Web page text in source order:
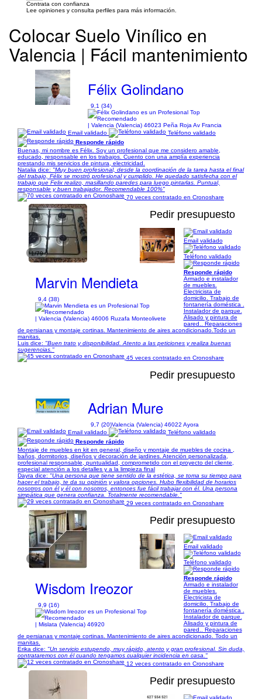
Contrata con confianza
Lee opiniones y consulta perfiles para más información.
Colocar Suelo Vinílico en
Valencia | Fácil mantenimiento
Félix Golindano
9,1 (34)
| Valencia (Valencia) 46023 Peña Roja Av Francia
Email validado
Teléfono validado
Responde rápido
Buenas, mi nombre es Félix. Soy un profesional que me considero amable,
educado, responsable en los trabajos. Cuento con una amplía experiencia
prestando mis servicios de pintura, electricidad.
Natalia dice: "Muy buen profesional, desde la coordinación de la tarea hasta el final
del trabajo, Félix se mostró profesional y cumplido. He quedado satisfecha con el
trabajo que Felix realizo, masillando paredes para luego pintarlas. Puntual,
responsable y buen trabajador. Recomendable 100%"
70 veces contratado en Cronoshare
1/79
Pedir presupuesto
Marvin Mendieta
9,4 (38)
| Valencia (Valencia) 46006 Ruzafa Monteolivete
Email validado
Teléfono validado
Responde rápido
Armado e instalador
de muebles.
Electricista de
domicilio. Trabajo de
fontanería doméstica .
Instalador de parque.
Alisado y pintura de
pared.. Reparaciones
de persianas y montaje cortinas. Mantenimiento de aires acondicionado.Todo un
manitas.
Luis dice: "Buen trato y disponibilidad. Atento a las peticiones y realiza buenas
sugerencias."
45 veces contratado en Cronoshare
Pedir presupuesto
Adrian Mure
9,7 (20)Valencia (Valencia) 46022 Ayora
Email validado
Teléfono validado
Responde rápido
Montaje de muebles en kit en general, diseño y montaje de muebles de cocina ,
baños, dormitorios, diseños y decoración de jardines. Atención personalizada,
profesional responsable, puntualidad, comprometido con el proyecto del cliente,
especial atención a los detalles y a la limpieza final
Dayra dice: "Una persona que tiene sentido de la estética, se toma su tiempo para
hacer el trabajo, te da su opinión y valora opciones. Hubo flexibilidad de horarios
nosotros con él y él con nosotros, entonces fue fácil trabajar con él. Una persona
simpática que genera confianza. Totalmente recomendable."
29 veces contratado en Cronoshare
1/9
Pedir presupuesto
Wisdom Ireozor
9,9 (16)
| Mislata (Valencia) 46920
Email validado
Teléfono validado
Responde rápido
Armado e instalador
de muebles.
Electricista de
domicilio. Trabajo de
fontanería doméstica .
Instalador de parque.
Alisado y pintura de
pared.. Reparaciones
de persianas y montaje cortinas. Mantenimiento de aires acondicionado. Todo un
manitas.
Erika dice: "Un servicio estupendo, muy rápido, atento y gran profesional. Sin duda,
contrataremos con él cuando tengamos cualquier incidencia en casa."
12 veces contratado en Cronoshare
Pedir presupuesto